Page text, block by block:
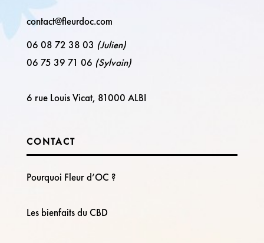
contact@fleurdoc.com
06 08 72 38 03 (Julien)
06 75 39 71 06 (Sylvain)
6 rue Louis Vicat, 81000 ALBI
CONTACT
Pourquoi Fleur d’OC ?
Les bienfaits du CBD